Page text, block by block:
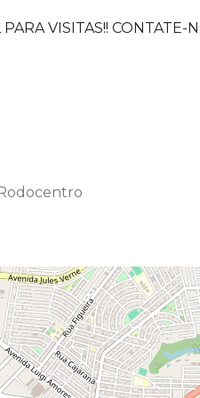
VISITAS!! CONTATE-